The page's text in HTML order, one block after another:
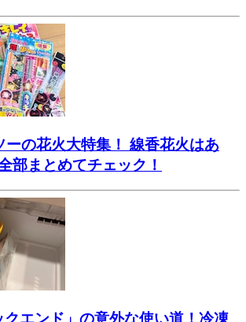
ーの花火大特集！ 線香花火はあ
部まとめてチェック！
クエンド」の意外な使い道！冷凍